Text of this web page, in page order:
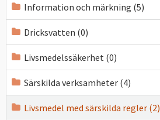
Information och märkning (5)
Dricksvatten (0)
Livsmedelssäkerhet (0)
Särskilda verksamheter (4)
Livsmedel med särskilda regler (2)